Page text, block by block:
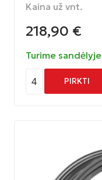
Kaina už vnt.
218,90 €
Turime sandėlyje
4 PIRKTI